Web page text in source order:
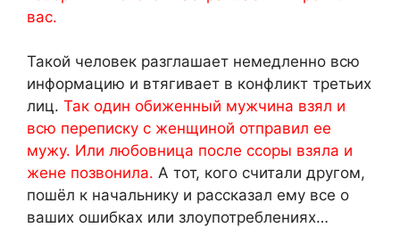
вас.
Такой человек разглашает немедленно всю
информацию и втягивает в конфликт третьих
лиц. Так один обиженный мужчина взял и
всю переписку с женщиной отправил ее
мужу. Или любовница после ссоры взяла и
жене позвонила. А тот, кого считали другом,
пошёл к начальнику и рассказал ему все о
ваших ошибках или злоупотреблениях…